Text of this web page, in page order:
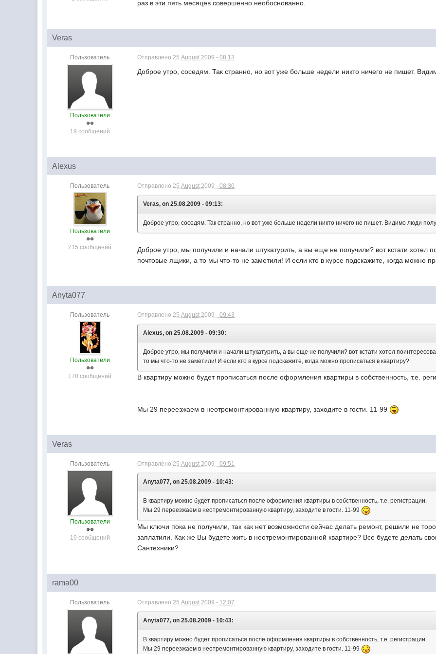
раз в эти пять месяцев совершенно необоснованно.
Veras
Пользователь
Пользователи
19 сообщений
Отправлено25 August 2009 - 08:13
Доброе утро, соседям. Так странно, но вот уже больше недели никто ничего не пишет.
Alexus
Пользователь
Пользователи
215 сообщений
Отправлено25 August 2009 - 08:30
Veras, on 25.08.2009 - 09:13:
Доброе утро, соседям. Так странно, но вот уже больше недели никто ничего не пишет. Видимо люди
Доброе утро, мы получили и начали штукатурить, а вы еще не получили? вот кстати хотел
почтовые ящики, а то мы что-то не заметили! И если кто в курсе подскажите, когда можно
Anyta077
Пользователь
Пользователи
170 сообщений
Отправлено25 August 2009 - 09:43
Alexus, on 25.08.2009 - 09:30:
Доброе утро, мы получили и начали штукатурить, а вы еще не получили? вот кстати хотел
то мы что-то не заметили! И если кто в курсе подскажите, когда можно прописаться в квартиру?
В квартиру можно будет прописаться после оформления квартиры в собственность, т.е.
Мы 29 переезжаем в неотремонтированную квартиру, заходите в гости. 11-99
Veras
Пользователь
Пользователи
19 сообщений
Отправлено25 August 2009 - 09:51
Anyta077, on 25.08.2009 - 10:43:
В квартиру можно будет прописаться после оформления квартиры в собственность, т.е. регистрации.
Мы 29 переезжаем в неотремонтированную квартиру, заходите в гости. 11-99
Мы ключи пока не получили, так как нет возможности сейчас делать ремонт, решили не
заплатили. Как же Вы будете жить в неотремонтированной квартире? Все будете делать
Сантехники?
rama00
Пользователь Отправлено25 August 2009 - 12:07
Anyta077, on 25.08.2009 - 10:43:
В квартиру можно будет прописаться после оформления квартиры в собственность, т.е. регистрации.
Мы 29 переезжаем в неотремонтированную квартиру, заходите в гости. 11-99